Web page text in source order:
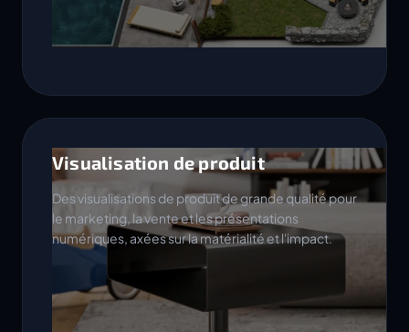
Visualisation de produit
Des visualisations de produit de grande qualité pour
le marketing, la vente et les présentations
numériques, axées sur la matérialité et l'impact.